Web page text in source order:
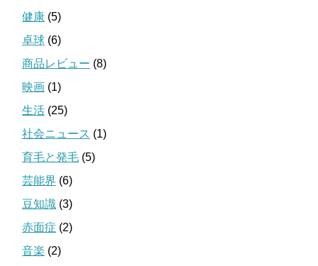
健康 (5)
卓球 (6)
商品レビュー (8)
映画 (1)
生活 (25)
社会ニュース (1)
育毛と発毛 (5)
芸能界 (6)
豆知識 (3)
赤面症 (2)
音楽 (2)